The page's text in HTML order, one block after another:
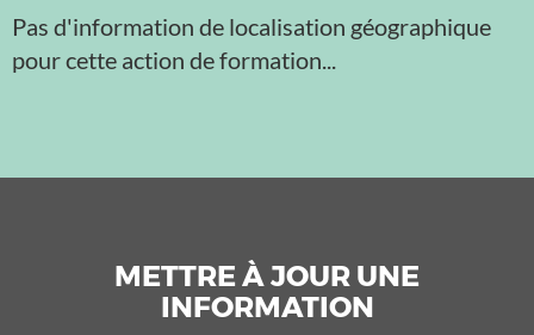
Pas d'information de localisation géographique
pour cette action de formation...
METTRE À JOUR UNE
INFORMATION